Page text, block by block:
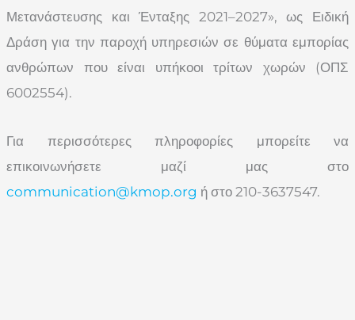
Μετανάστευσης και Ένταξης 2021–2027», ως Ειδική
Δράση για την παροχή υπηρεσιών σε θύματα εμπορίας
ανθρώπων που είναι υπήκοοι τρίτων χωρών (ΟΠΣ
6002554).
Για περισσότερες πληροφορίες μπορείτε να
επικοινωνήσετε μαζί μας στο
communication@kmop.org ή στο 210-3637547.